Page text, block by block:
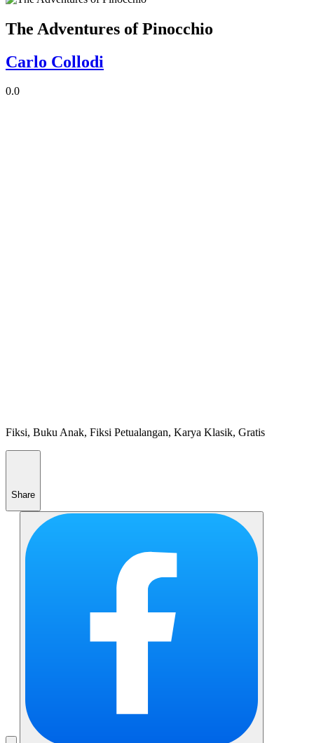
The Adventures of Pinocchio
Carlo Collodi
0.0
Fiksi, Buku Anak, Fiksi Petualangan, Karya Klasik, Gratis
Share